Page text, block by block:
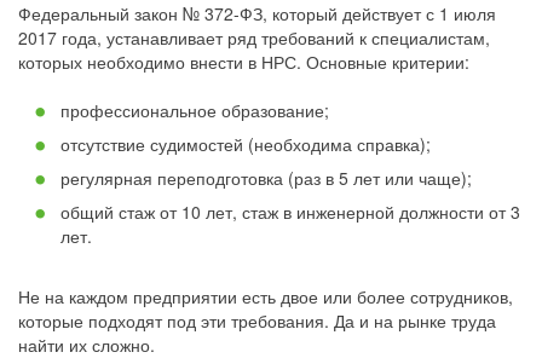
Федеральный закон № 372-ФЗ, который действует с 1 июля
2017 года, устанавливает ряд требований к специалистам,
которых необходимо внести в НРС. Основные критерии:
профессиональное образование;
отсутствие судимостей (необходима справка);
регулярная переподготовка (раз в 5 лет или чаще);
общий стаж от 10 лет, стаж в инженерной должности от 3
лет.
Не на каждом предприятии есть двое или более сотрудников,
которые подходят под эти требования. Да и на рынке труда
найти их сложно.